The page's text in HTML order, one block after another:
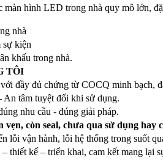
hình LED trong nhà quy mô lớn,
nhà
sự kiện
khấu trong nhà.
TÔI
đầy đủ chứng từ COCQ minh bạch,
An tâm tuyệt đối khi sử dụng.
nhu cầu - đúng giải pháp.
vẹn, còn seal, chưa qua sử dụng hay
lỗi vận hành, lỗi hệ thống trong suốt
thiết kế – triển khai, cam kết mang lại